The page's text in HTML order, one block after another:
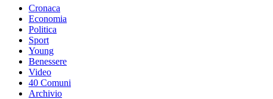
Cronaca
Economia
Politica
Sport
Young
Benessere
Video
40 Comuni
Archivio